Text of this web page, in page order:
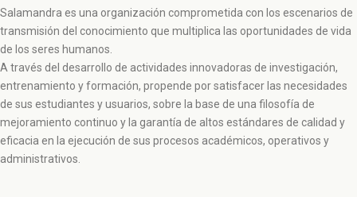
Salamandra es una organización comprometida con los escenarios de
transmisión del conocimiento que multiplica las oportunidades de vida
de los seres humanos.
A través del desarrollo de actividades innovadoras de investigación,
entrenamiento y formación, propende por satisfacer las necesidades
de sus estudiantes y usuarios, sobre la base de una filosofía de
mejoramiento continuo y la garantía de altos estándares de calidad y
eficacia en la ejecución de sus procesos académicos, operativos y
administrativos.